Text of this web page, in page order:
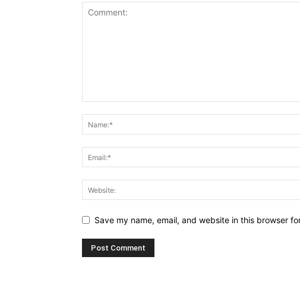
Save my name, email, and website in this browser